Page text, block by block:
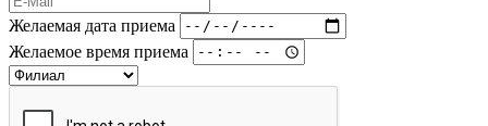
Желаемая дата приема
Желаемое время приема